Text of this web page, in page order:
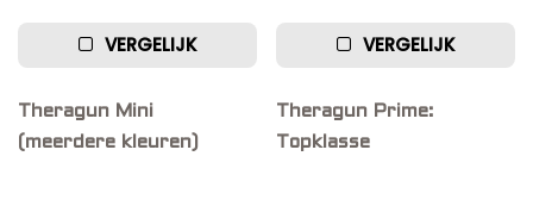
VERGELIJK
Theragun Mini
(meerdere kleuren)
VERGELIJK
Theragun Prime:
Topklasse